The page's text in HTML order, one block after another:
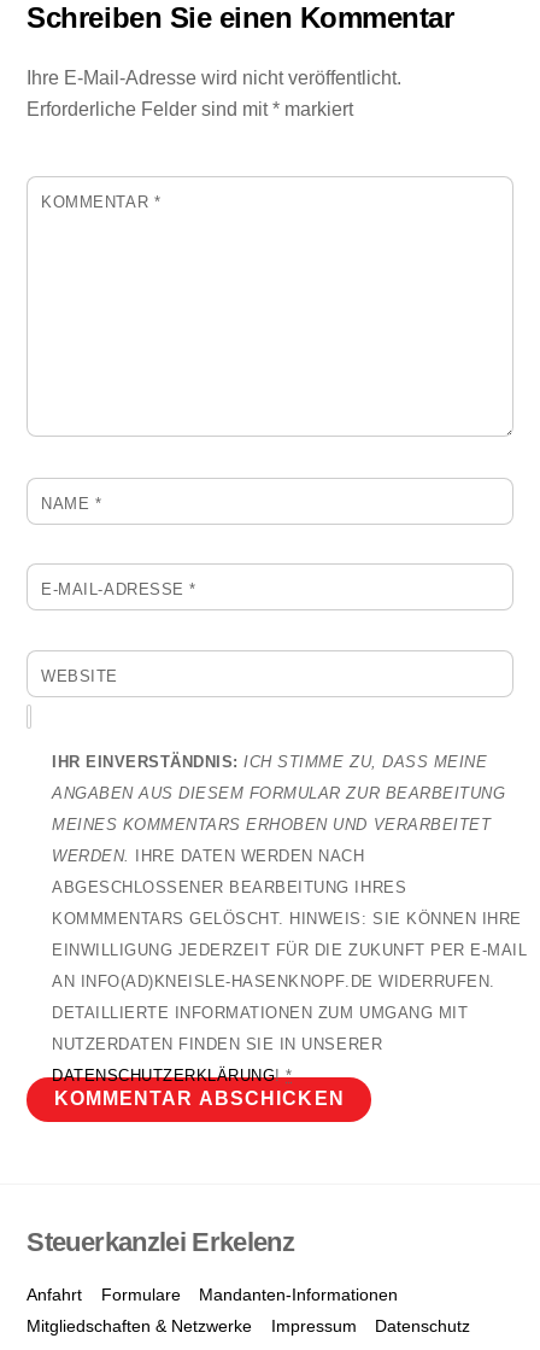
Schreiben Sie einen Kommentar
Ihre E-Mail-Adresse wird nicht veröffentlicht.
Erforderliche Felder sind mit* markiert
KOMMENTAR *
NAME *
E-MAIL-ADRESSE*
WEBSITE
IHR EINVERSTÄNDNIS: ICH STIMME ZU, DASS MEINE
ANGABEN AUS DIESEM FORMULAR ZUR BEARBEITUNG
MEINES KOMMENTARS ERHOBEN UND VERARBEITET
WERDEN.
IHRE DATEN WERDEN NACH
ABGESCHLOSSENER BEARBEITUNG IHRES
KOMMMENTARS GELÖSCHT. HINWEIS: SIE KÖNNEN IHRE
EINWILLIGUNG JEDERZEIT FÜR DIE ZUKUNFT PER E-MAIL
AN INFO(AD)KNEISLE-HASENKNOPF.DE WIDERRUFEN.
DETAILLIERTE INFORMATIONEN ZUM UMGANG MIT
NUTZERDATEN FINDEN SIE IN UNSERER
DATENSCHUTZERKLÄRUNG!*
Steuerkanzlei Erkelenz
Anfahrt Formulare
Mandanten-Informationen
Mitgliedschaften & Netzwerke
Impressum Datenschutz